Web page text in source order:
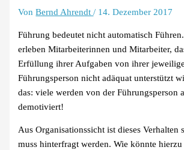
VonBernd Ahrendt/ 14. Dezember 2017
Führung bedeutet nicht automatisch
erleben Mitarbeiterinnen und Mitarbeiter,
Erfüllung ihrer Aufgaben von ihrer
Führungsperson nicht adäquat unterstützt
das: viele werden von der Führungsperson
demotiviert!
Aus Organisationssicht ist dieses Verhalten
muss hinterfragt werden. Wie könnte